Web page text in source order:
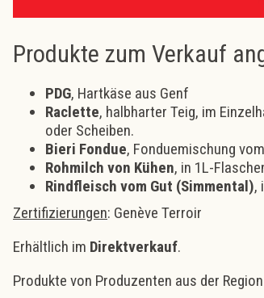
Produkte zum Verkauf
PDG, Hartkäse aus Genf
Raclette, halbharter Teig, im
oder Scheiben.
Bieri Fondue, Fonduemischung
Rohmilch von Kühen, in 1L-
Rindfleisch vom Gut (Simmental),
Zertifizierungen: Genève Terroir
Erhältlich im Direktverkauf.
Produkte von Produzenten aus der Region